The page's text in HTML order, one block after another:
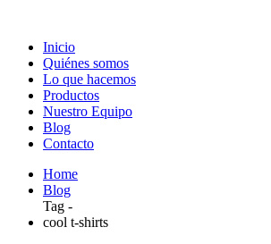
Inicio
Quiénes somos
Lo que hacemos
Productos
Nuestro Equipo
Blog
Contacto
Home
Blog
Tag -
cool t-shirts